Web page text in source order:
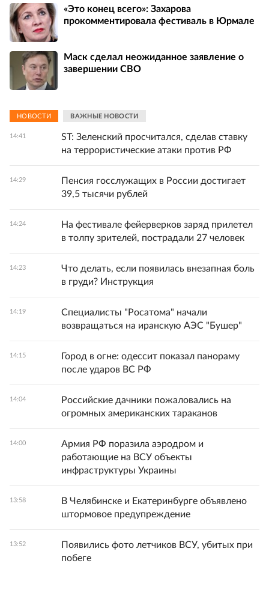
«Это конец всего»: Захарова
прокомментировала фестиваль в Юрмале
Маск сделал неожиданное заявление о
завершении СВО
НОВОСТИ ВАЖНЫЕ НОВОСТИ
14:41
ST: Зеленский просчитался, сделав ставку
на террористические атаки против РФ
14:29
Пенсия госслужащих в России достигает
39,5 тысячи рублей
14:24
На фестивале фейерверков заряд прилетел
в толпу зрителей, пострадали 27 человек
14:23
Что делать, если появилась внезапная боль
в груди? Инструкция
14:19
Специалисты "Росатома" начали
возвращаться на иранскую АЭС "Бушер"
14:15
Город в огне: одессит показал панораму
после ударов ВС РФ
14:04
Российские дачники пожаловались на
огромных американских тараканов
14:00
Армия РФ поразила аэродром и
работающие на ВСУ объекты
инфраструктуры Украины
13:58
В Челябинске и Екатеринбурге объявлено
штормовое предупреждение
13:52
Появились фото летчиков ВСУ, убитых при
побеге